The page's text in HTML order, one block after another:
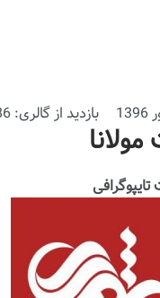
بازدید از گالری: 886 بار